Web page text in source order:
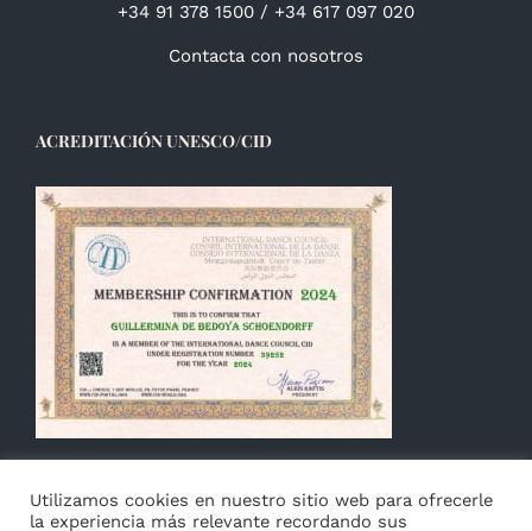
+34 91 378 1500 / +34 617 097 020
Contacta con nosotros
ACREDITACIÓN UNESCO/CID
Utilizamos cookies en nuestro sitio web para ofrecerle
la experiencia más relevante recordando sus